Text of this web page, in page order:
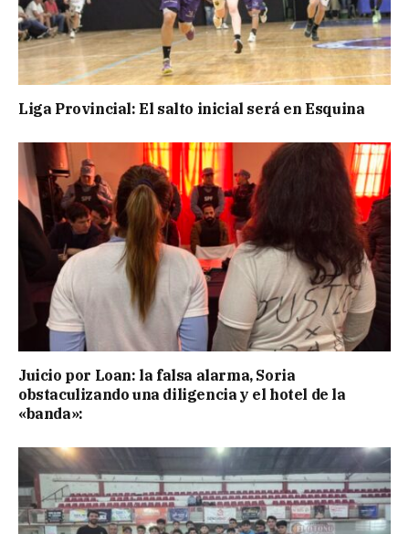
Liga Provincial: El salto inicial será en Esquina
Juicio por Loan: la falsa alarma, Soria
obstaculizando una diligencia y el hotel de la
«banda»: